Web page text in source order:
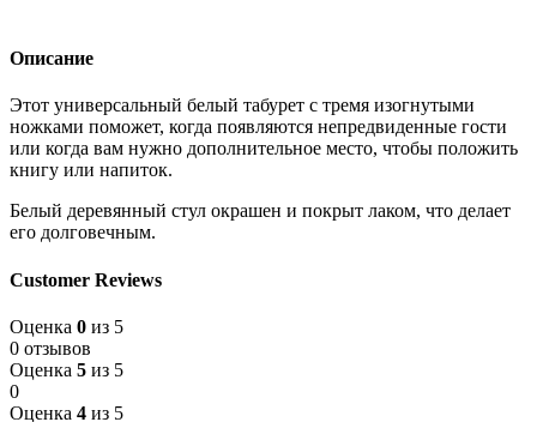
Описание
Этот универсальный белый табурет с тремя изогнутыми
ножками поможет, когда появляются непредвиденные гости
или когда вам нужно дополнительное место, чтобы положить
книгу или напиток.
Белый деревянный стул окрашен и покрыт лаком, что делает
его долговечным.
Customer Reviews
Оценка 0 из 5
0 отзывов
Оценка 5 из 5
0
Оценка 4 из 5